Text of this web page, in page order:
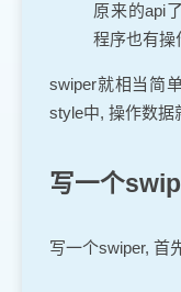
原来的api
程序也有操
swiper就相当简
style中, 操作数据
写一个
写一个swiper, 首